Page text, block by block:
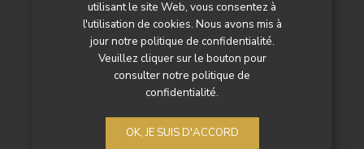
utilisant le site Web, vous consentez à
l'utilisation de cookies. Nous avons mis à
jour notre politique de confidentialité.
Veuillez cliquer sur le bouton pour
consulter notre politique de
confidentialité.
OK, JE SUIS D'ACCORD
Contactez-nous
Mentions légales
Politique de confidentialité